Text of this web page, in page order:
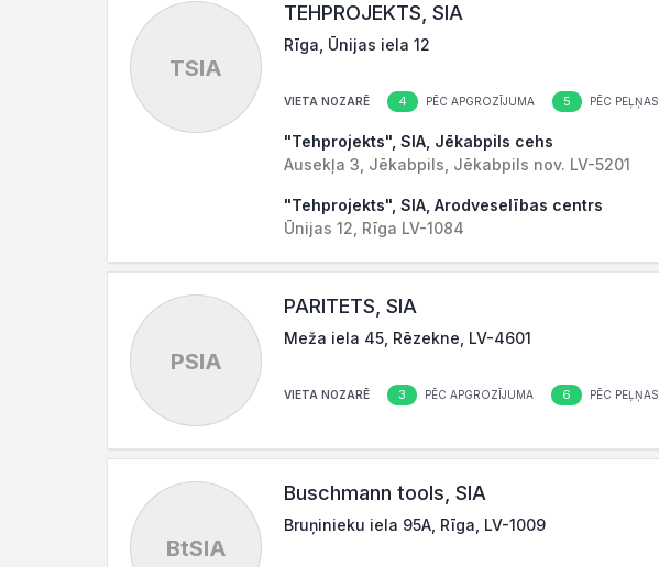
TSIA
TEHPROJEKTS, SIA
Rīga, Ūnijas iela 12
VIETA NOZARĒ 4 PĒC APGROZĪJUMA 5 PĒC PEĻŅAS
"Tehprojekts", SIA, Jēkabpils cehs
Ausekļa 3, Jēkabpils, Jēkabpils nov. LV-5201
"Tehprojekts", SIA, Arodveselības centrs
Ūnijas 12, Rīga LV-1084
PSIA
PARITETS, SIA
Meža iela 45, Rēzekne, LV-4601
VIETA NOZARĒ 3 PĒC APGROZĪJUMA 6 PĒC PEĻŅAS
BtSIA
Buschmann tools, SIA
Bruņinieku iela 95A, Rīga, LV-1009